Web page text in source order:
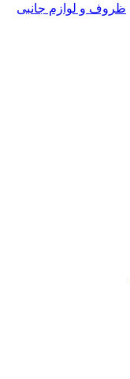
ظروف و لوازم جانبی